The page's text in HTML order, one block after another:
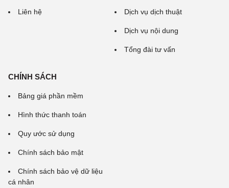
Liên hệ Dịch vụ dịch thuật
Dịch vụ nội dung
Tổng đài tư vấn
CHÍNH SÁCH
Bảng giá phần mềm
Hình thức thanh toán
Quy ước sử dụng
Chính sách bảo mật
Chính sách bảo vệ dữ liệu
cá nhân